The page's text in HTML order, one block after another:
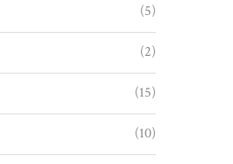
(5)
(2)
(15)
(10)